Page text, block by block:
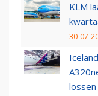
KLM
30-07-
lossen